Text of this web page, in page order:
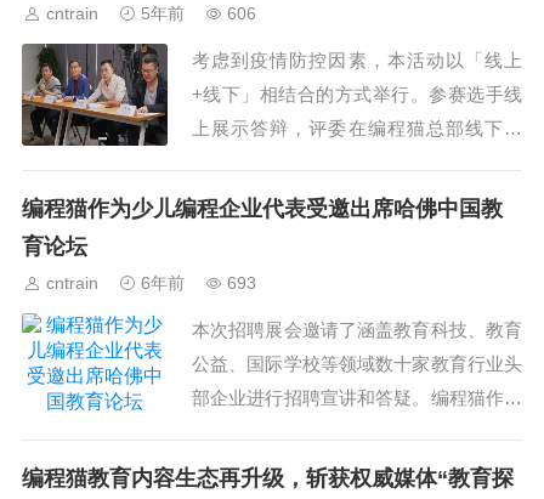
cntrain 5年前 606
考虑到疫情防控因素，本活动以「线上
+线下」相结合的方式举行。参赛选手线
上展示答辩，评委在编程猫总部线下评
评。...
编程猫作为少儿编程企业代表受邀出席哈佛中国教
育论坛
cntrain 6年前 693
本次招聘展会邀请了涵盖教育科技、教育
公益、国际学校等领域数十家教育行业头
部企业进行招聘宣讲和答疑。编程猫作为
次招聘展会。...
编程猫教育内容生态再升级，斩获权威媒体“教育探